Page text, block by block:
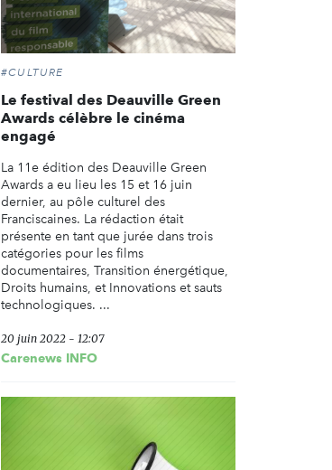
#CULTURE
Le festival des Deauville Green
Awards célèbre le cinéma
engagé
La 11e édition des Deauville Green
Awards a eu lieu les 15 et 16 juin
dernier, au pôle culturel des
Franciscaines. La rédaction était
présente en tant que jurée dans trois
catégories pour les films
documentaires, Transition énergétique,
Droits humains, et Innovations et sauts
technologiques. ...
20 juin 2022 - 12:07
Carenews INFO